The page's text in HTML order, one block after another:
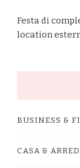
Festa di
location
BUSINESS &
CASA &